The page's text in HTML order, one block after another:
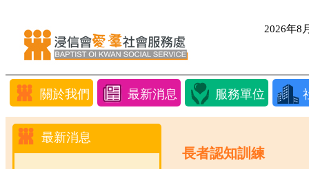
2026年8
關於我們 最新消息 服務單位
最新消息
長者認知訓練